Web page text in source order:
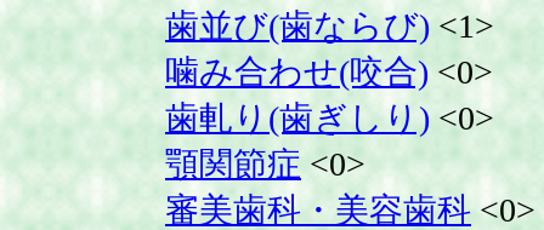
歯並び(歯ならび) <1>
噛み合わせ(咬合) <0>
歯軋り(歯ぎしり) <0>
顎関節症 <0>
審美歯科・美容歯科<0>